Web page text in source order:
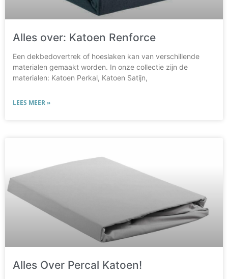
Alles over: Katoen Renforce
Een dekbedovertrek of hoeslaken kan van verschillende
materialen gemaakt worden. In onze collectie zijn de
materialen: Katoen Perkal, Katoen Satijn,
LEES MEER »
Alles Over Percal Katoen!